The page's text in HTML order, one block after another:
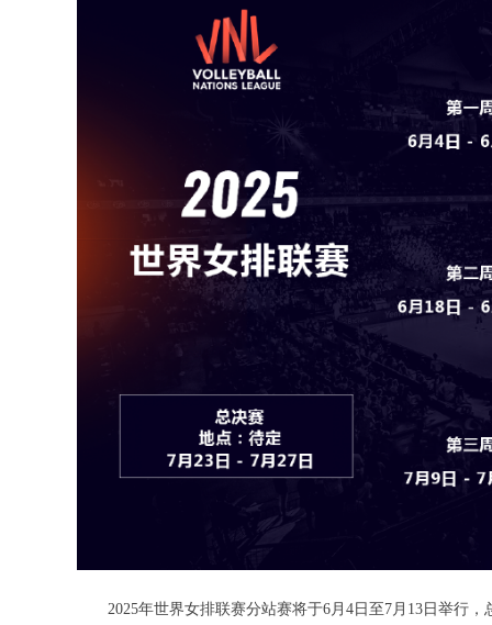
2025年世界女排联赛分站赛将于6月4日至7月13日举行，